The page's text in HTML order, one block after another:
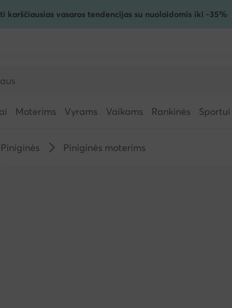
karščiausias vasaros tendencijas su nuolaidomis iki -35%
Moterims Vyrams Vaikams Rankinės Sportui
Piniginės Piniginės moterims